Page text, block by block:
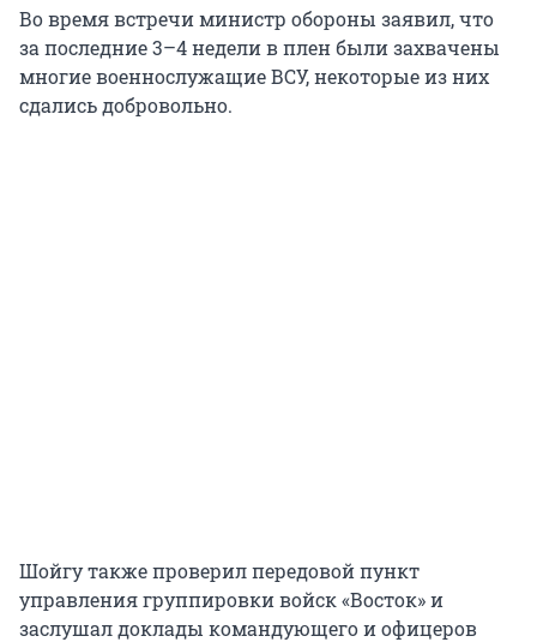
Во время встречи министр обороны заявил, что
за последние 3–4 недели в плен были захвачены
многие военнослужащие ВСУ, некоторые из них
сдались добровольно.
Шойгу также проверил передовой пункт
управления группировки войск «Восток» и
заслушал доклады командующего и офицеров